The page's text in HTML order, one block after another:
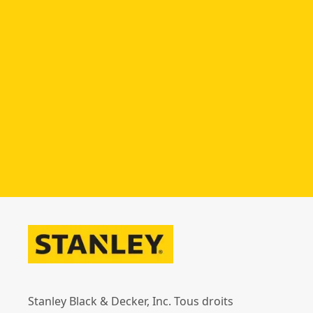
Stanley Black & Decker, Inc. Tous droits